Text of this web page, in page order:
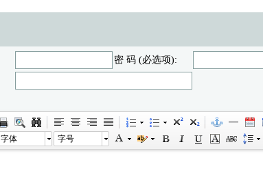
密 码 (必选项):
字体 字号